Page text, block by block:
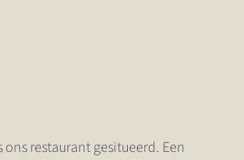
EN OVERNACHTEN
restaurant gesitueerd. Een